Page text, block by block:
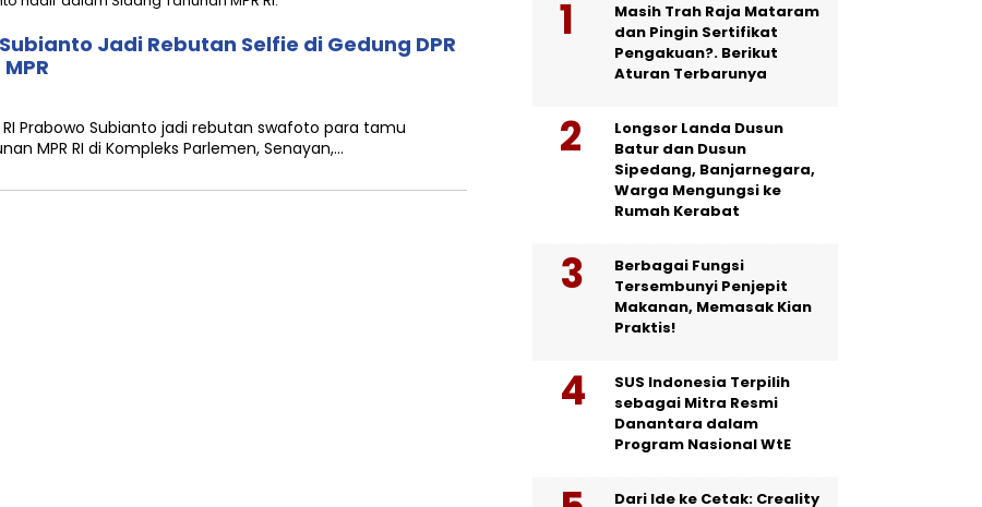
Jadi Rebutan Selfie di Gedung DPR
Prabowo Subianto jadi rebutan swafoto para tamu
MPR RI di Kompleks Parlemen, Senayan,…
Masih Trah Raja Mataram
dan Pingin Sertifikat
Pengakuan?. Berikut
Aturan Terbarunya
Longsor Landa Dusun
Batur dan Dusun
Sipedang, Banjarnegara,
Warga Mengungsi ke
Rumah Kerabat
Berbagai Fungsi
Tersembunyi Penjepit
Makanan, Memasak Kian
Praktis!
SUS Indonesia Terpilih
sebagai Mitra Resmi
Danantara dalam
Program Nasional WtE
Dari Ide ke Cetak: Creality